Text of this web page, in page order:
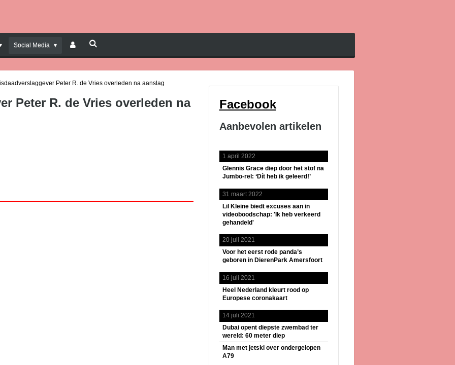
Social Media
Peter R. de Vries overleden na aanslag
Peter R. de Vries overleden na Facebook
Aanbevolen artikelen
1 april 2022
Glennis Grace diep door het stof na
Jumbo-rel: ‘Dít heb ik geleerd!’
31 maart 2022
Lil Kleine biedt excuses aan in
videoboodschap: 'Ik heb verkeerd
gehandeld'
20 juli 2021
Voor het eerst rode panda’s
geboren in DierenPark Amersfoort
16 juli 2021
Heel Nederland kleurt rood op
Europese coronakaart
14 juli 2021
Dubai opent diepste zwembad ter
wereld: 60 meter diep
Man met jetski over ondergelopen
A79